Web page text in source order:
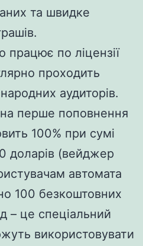
та швидке
працює по ліцензії
проходить
аудиторів.
на перше поповнення
100% при сумі
доларів (вейджер
автомата
100 безкоштовних
– це спеціальний
використовувати